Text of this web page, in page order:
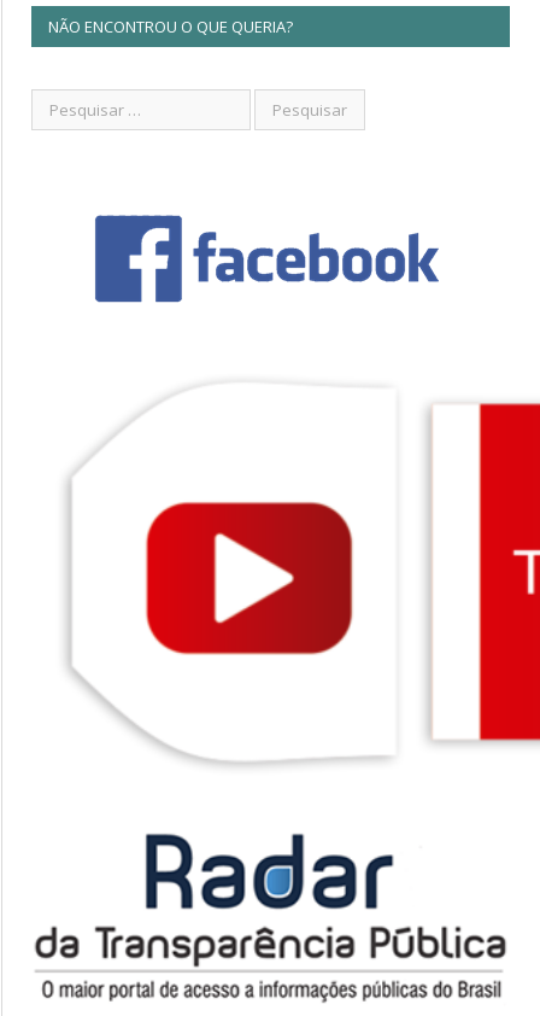
NÃO ENCONTROU O QUE QUERIA?